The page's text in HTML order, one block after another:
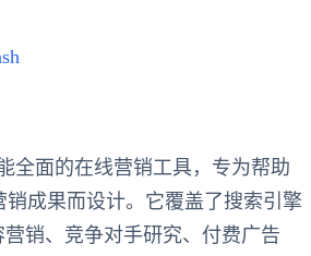
全面的在线营销工具，专为帮助
销成果而设计。它覆盖了搜索引擎
销、竞争对手研究、付费广告